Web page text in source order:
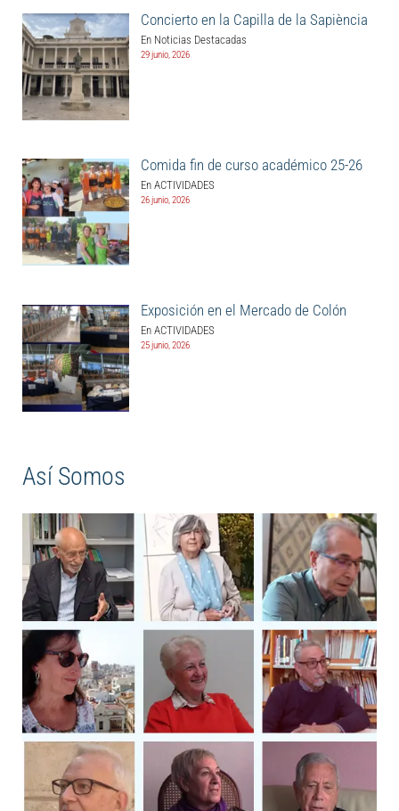
Concierto en la Capilla de la Sapiència
En Noticias Destacadas
29 junio, 2026
Comida fin de curso académico 25-26
En ACTIVIDADES
26 junio, 2026
Exposición en el Mercado de Colón
En ACTIVIDADES
25 junio, 2026
Así Somos